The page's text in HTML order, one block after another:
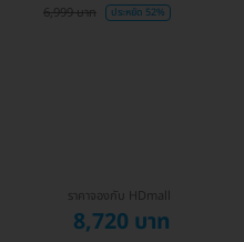
6,999 บาท ประหยัด 52%
ราคาจองกับ HDmall
8,720 บาท